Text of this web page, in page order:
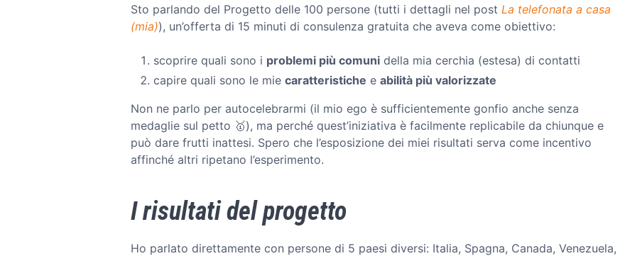
Sto parlando del Progetto delle 100 persone (tutti i dettagli nel post La telefonata a casa
(mia)), un’offerta di 15 minuti di consulenza gratuita che aveva come obiettivo:
scoprire quali sono i problemi più comuni della mia cerchia (estesa) di contatti
capire quali sono le mie caratteristiche e abilità più valorizzate
Non ne parlo per autocelebrarmi (il mio ego è sufficientemente gonfio anche senza
medaglie sul petto 🥇), ma perché quest’iniziativa è facilmente replicabile da chiunque e
può dare frutti inattesi. Spero che l’esposizione dei miei risultati serva come incentivo
affinché altri ripetano l’esperimento.
I risultati del progetto
Ho parlato direttamente con persone di 5 paesi diversi: Italia, Spagna, Canada, Venezuela,